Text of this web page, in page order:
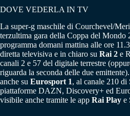
DOVE VEDERLA IN TV
La super-g maschile di Courchevel/
terzultima gara della Coppa del Mondo
programma domani mattina alle ore
diretta televisiva e in chiaro su Rai 2 e
canali 2 e 57 del digitale terrestre
riguarda la seconda delle due
anche su Eurosport 1, al canale 210
piattaforme DAZN, Discovery+ ed
visibile anche tramite le app Rai Play e